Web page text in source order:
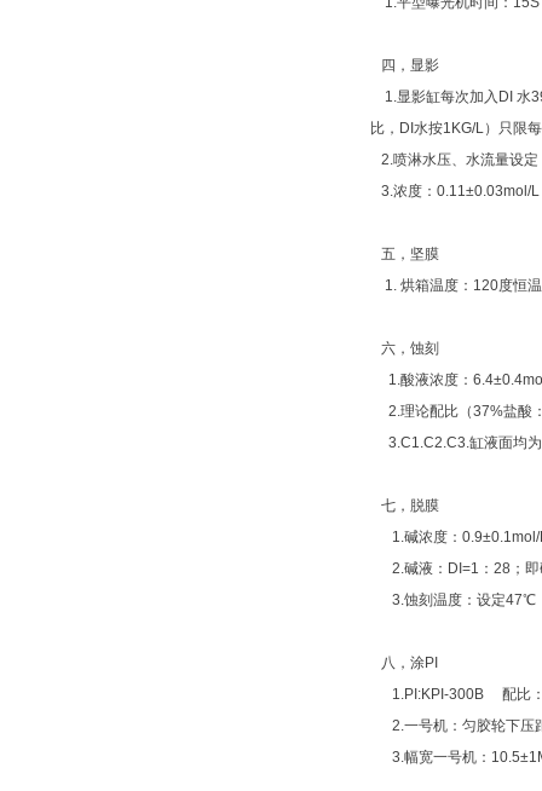
四，显影
1.显影缸每次加入DI 水
比，DI水按1KG/L）只限
2.喷淋水压、水流量设
3.浓度：0.11±0.03mol/L
五，坚膜
1. 烘箱温度：120度恒
六，蚀刻
1.酸液浓度：
2.理论配比（37%盐酸
3.C1.C2.C3.缸液面均
七，脱膜
1.碱浓度：0.9±0.1mol/
2.碱液：DI=1：28；即
3.蚀刻温度：设定47℃
八，涂PI
1.PI:KPI-300B 配比：
2.一号机：匀胶轮下压
3.幅宽一号机：